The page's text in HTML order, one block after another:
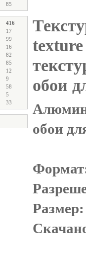
85
416
17
99
16
82
85
12
9
58
5
33
texture
обои
обои